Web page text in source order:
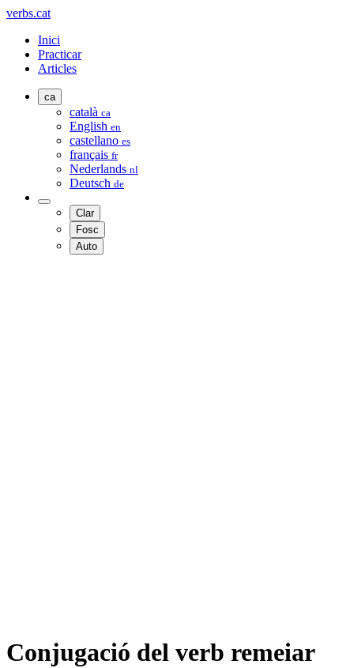
verbs.cat
Inici
Practicar
Articles
ca
català ca
English en
castellano es
français fr
Nederlands nl
Deutsch de
Clar
Fosc
Auto
Conjugació del verb remeiar